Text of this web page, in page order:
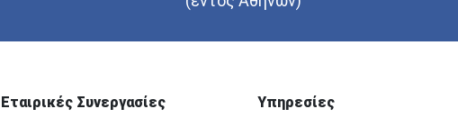
Εταιρικές Συνεργασίες Υπηρεσίες